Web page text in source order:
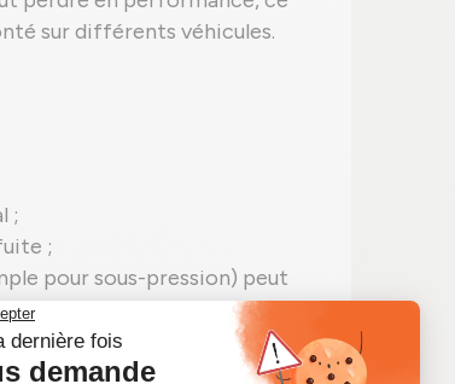
sur différents véhicules.
;
;
pour sous-pression) peut
panne.